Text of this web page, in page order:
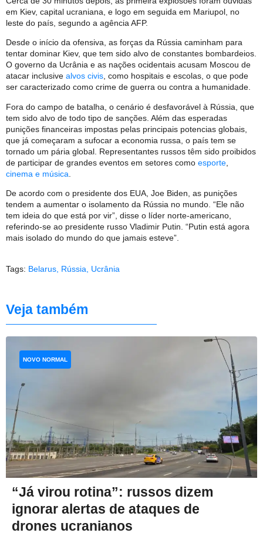
em Kiev, capital ucraniana, e logo em seguida em Mariupol, no
leste do país, segundo a agência AFP.
Desde o início da ofensiva, as forças da Rússia caminham para
tentar dominar Kiev, que tem sido alvo de constantes bombardeios.
O governo da Ucrânia e as nações ocidentais acusam Moscou de
atacar inclusive alvos civis , como hospitais e escolas, o que pode
ser caracterizado como crime de guerra ou contra a humanidade.
Fora do campo de batalha, o cenário é desfavorável à Rússia, que
tem sido alvo de todo tipo de sanções. Além das esperadas
punições financeiras impostas pelas principais potencias globais,
que já começaram a sufocar a economia russa, o país tem se
tornado um pária global. Representantes russos têm sido proibidos
de participar de grandes eventos em setores como esporte
cinema e música
De acordo com o presidente dos EUA, Joe Biden, as punições
tendem a aumentar o isolamento da Rússia no mundo. “Ele não
tem ideia do que está por vir”, disse o líder norte-americano,
referindo-se ao presidente russo Vladimir Putin. “Putin está agora
mais isolado do mundo do que jamais esteve”.
Tags: Belarus, Rússia, Ucrânia
Veja também
“Já virou rotina”: russos dizem
ignorar alertas de ataques de
drones ucranianos
NOVO NORMAL